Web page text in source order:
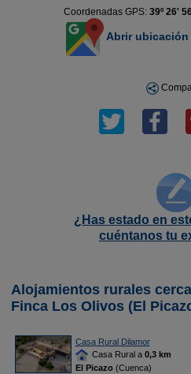
Coordenadas GPS: 39º 26'
Abrir
¿Has estado en
cuéntanos tu
Alojamientos rurales
Finca Los Olivos (El
Casa Rural Dilamor
Casa Rural a 0,3 km
El Picazo(Cuenca)